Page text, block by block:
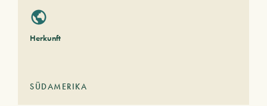
Herkunft
SÜDAMERIKA